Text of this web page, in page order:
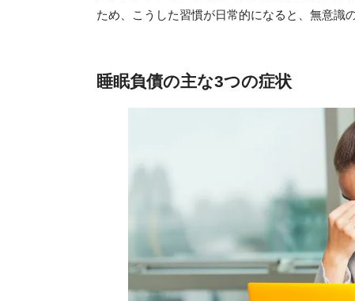
ため、こうした習慣が日常的になると、無意識
睡眠負債の主な3つの症状